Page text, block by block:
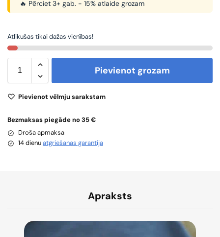
🔥 Pērciet 3+ gab. - 15% atlaide grozam
Atlikušas tikai dažas vienības!
Pievienot grozam
Pievienot vēlmju sarakstam
Bezmaksas piegāde no 35 €
Droša apmaksa
14 dienuatgriešanas garantija
Apraksts